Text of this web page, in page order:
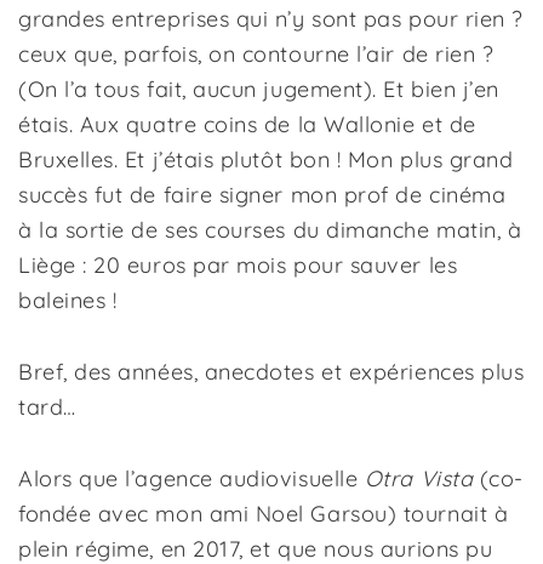
grandes entreprises qui n’y sont pas pour rien ?
ceux que, parfois, on contourne l’air de rien ?
(On l’a tous fait, aucun jugement). Et bien j’en
étais. Aux quatre coins de la Wallonie et de
Bruxelles. Et j’étais plutôt bon ! Mon plus grand
succès fut de faire signer mon prof de cinéma
à la sortie de ses courses du dimanche matin, à
Liège : 20 euros par mois pour sauver les
baleines !
Bref, des années, anecdotes et expériences plus
tard…
Alors que l’agence audiovisuelle Otra Vista(co-
fondée avec mon ami Noel Garsou) tournait à
plein régime, en 2017, et que nous aurions pu